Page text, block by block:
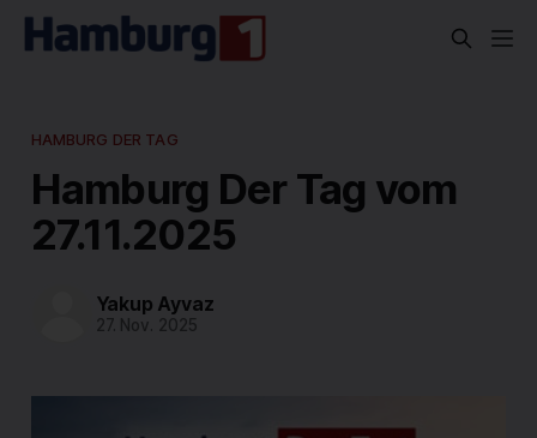
HAMBURG DER TAG
Hamburg Der Tag vom
27.11.2025
Yakup Ayvaz
27. Nov. 2025